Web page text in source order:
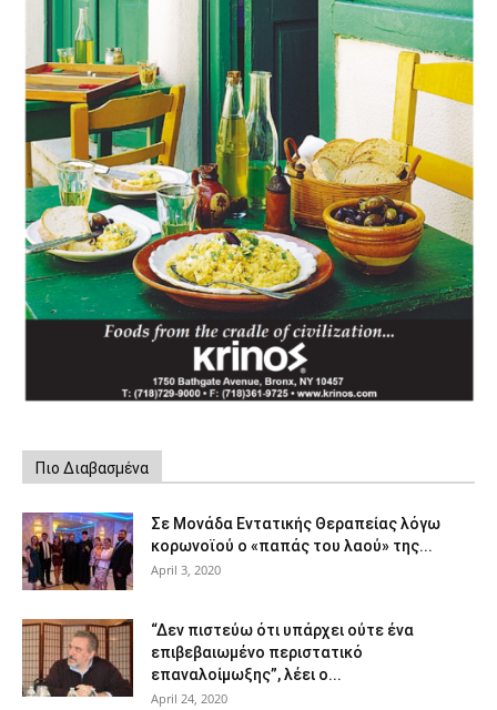
Πιο Διαβασμένα
Σε Μονάδα Εντατικής Θεραπείας λόγω
κορωνοϊού ο «παπάς του λαού» της...
April 3, 2020
“Δεν πιστεύω ότι υπάρχει ούτε ένα
επιβεβαιωμένο περιστατικό
επαναλοίμωξης”, λέει ο...
April 24, 2020